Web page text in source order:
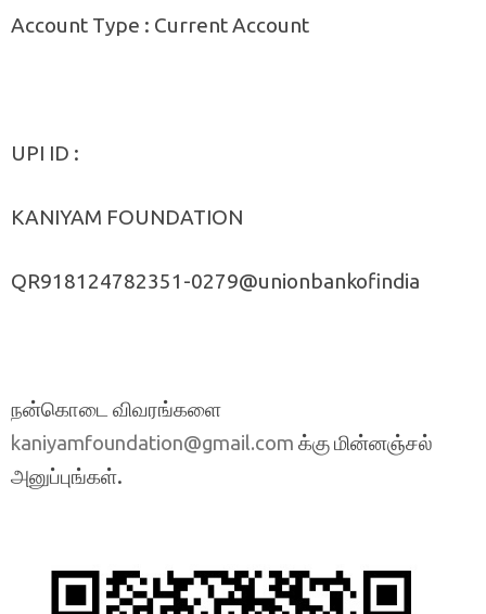
Account Type : Current Account
UPI ID :
KANIYAM FOUNDATION
QR918124782351-0279@unionbankofindia
நன்கொடை விவரங்களை
kaniyamfoundation@gmail.com க்கு மின்னஞ்சல்
அனுப்புங்கள்.